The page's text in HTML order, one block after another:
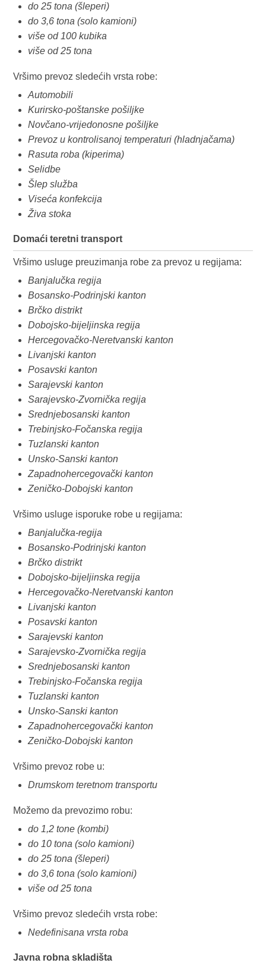
do 25 tona (šleperi)
do 3,6 tona (solo kamioni)
više od 100 kubika
više od 25 tona
Vršimo prevoz sledećih vrsta robe:
Automobili
Kurirsko-poštanske pošiljke
Novčano-vrijedonosne pošiljke
Prevoz u kontrolisanoj temperaturi (hladnjačama)
Rasuta roba (kiperima)
Selidbe
Šlep služba
Viseća konfekcija
Živa stoka
Domaći teretni transport
Vršimo usluge preuzimanja robe za prevoz u regijama:
Banjalučka regija
Bosansko-Podrinjski kanton
Brčko distrikt
Dobojsko-bijeljinska regija
Hercegovačko-Neretvanski kanton
Livanjski kanton
Posavski kanton
Sarajevski kanton
Sarajevsko-Zvornička regija
Srednjebosanski kanton
Trebinjsko-Fočanska regija
Tuzlanski kanton
Unsko-Sanski kanton
Zapadnohercegovački kanton
Zeničko-Dobojski kanton
Vršimo usluge isporuke robe u regijama:
Banjalučka-regija
Bosansko-Podrinjski kanton
Brčko distrikt
Dobojsko-bijeljinska regija
Hercegovačko-Neretvanski kanton
Livanjski kanton
Posavski kanton
Sarajevski kanton
Sarajevsko-Zvornička regija
Srednjebosanski kanton
Trebinjsko-Fočanska regija
Tuzlanski kanton
Unsko-Sanski kanton
Zapadnohercegovački kanton
Zeničko-Dobojski kanton
Vršimo prevoz robe u:
Drumskom teretnom transportu
Možemo da prevozimo robu:
do 1,2 tone (kombi)
do 10 tona (solo kamioni)
do 25 tona (šleperi)
do 3,6 tona (solo kamioni)
više od 25 tona
Vršimo prevoz sledećih vrsta robe:
Nedefinisana vrsta roba
Javna robna skladišta